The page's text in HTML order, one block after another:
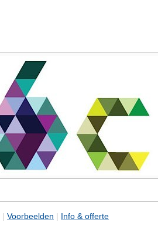
Voorbeelden Info & offerte